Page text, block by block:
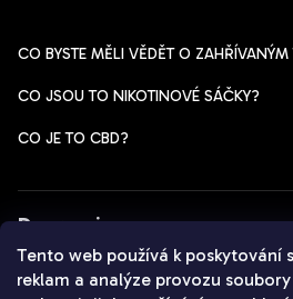
Tento web používá k poskytování
reklam a analýze provozu
CO BYSTE MĚLI VĚDĚT O ZAHŘÍVANÝM
CO JSOU TO NIKOTINOVÉ SÁČKY?
CO JE TO CBD?
Dopravci